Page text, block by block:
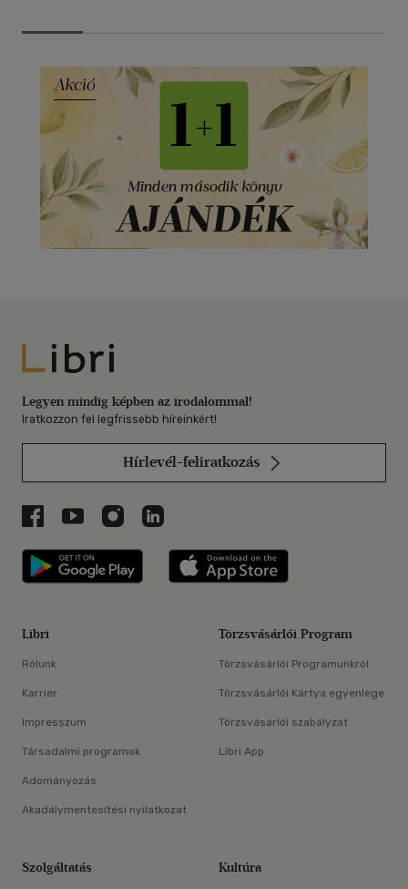
Libri
Legyen mindig képben az irodalommal!
Iratkozzon fel legfrissebb híreinkért!
Hírlevél-feliratkozás
Libri a Facebookon
Libri a Youtube-on
Libri az Instagramon
Libri a LinkedInen
Libri applikáció Szerezd meg: Google
Libri
Rólunk
Karrier
Impresszum
Társadalmi programok
Adományozás
Akadálymentesítési nyilatkozat
Törzsvásárlói Program
Törzsvásárlói Programunkról
Törzsvásárlói Kártya egyenlege
Törzsvásárlói szabályzat
Libri App
Szolgáltatás Kultúra